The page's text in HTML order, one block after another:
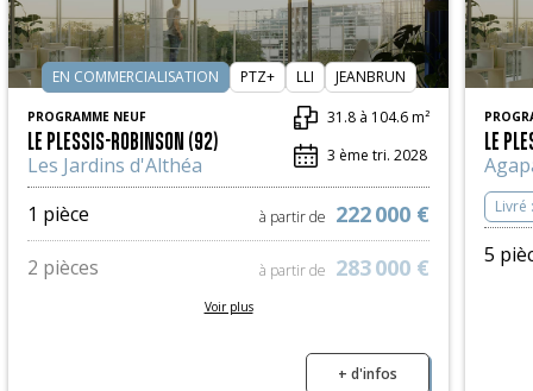
EN COMMERCIALISATION PTZ+ LLI JEANBRUN
PROGRAMME NEUF
LE PLESSIS-ROBINSON (92)
Les Jardins d'Althéa
31.8 à 104.6 m²
3 ème tri. 2028
1 pièce à partir de 222 000 €
2 pièces à partir de 283 000 €
437 000 €
Voir plus
+ d'infos
LE
Livré :
5